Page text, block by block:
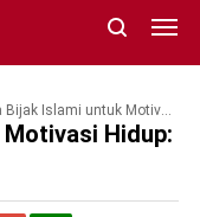
untuk Motivasi Hidup: Dari Al-Qur'an & Ulama
Hidup: